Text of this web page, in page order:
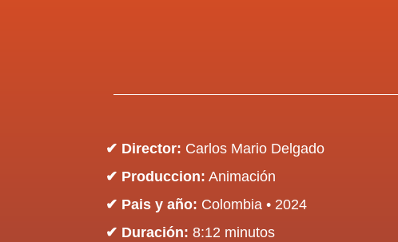
✔ Director: Carlos Mario Delgado
✔ Produccion: Animación
✔ Pais y año: Colombia • 2024
✔ Duración: 8:12 minutos